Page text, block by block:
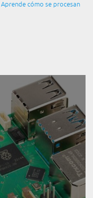
Aprende cómo se procesan